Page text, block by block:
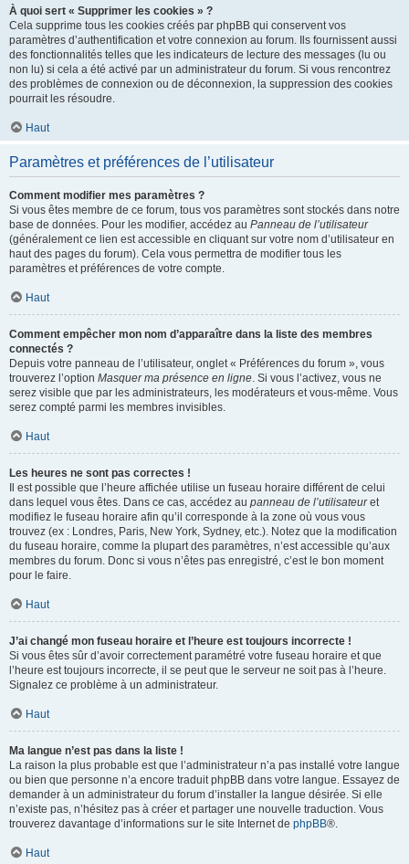
À quoi sert « Supprimer les cookies » ?
Cela supprime tous les cookies créés par phpBB qui conservent vos
paramètres d’authentification et votre connexion au forum. Ils fournissent aussi
des fonctionnalités telles que les indicateurs de lecture des messages (lu ou
non lu) si cela a été activé par un administrateur du forum. Si vous rencontrez
des problèmes de connexion ou de déconnexion, la suppression des cookies
pourrait les résoudre.
Haut
Paramètres et préférences de l’utilisateur
Comment modifier mes paramètres ?
Si vous êtes membre de ce forum, tous vos paramètres sont stockés dans notre
base de données. Pour les modifier, accédez au Panneau de l’utilisateur
(généralement ce lien est accessible en cliquant sur votre nom d’utilisateur en
haut des pages du forum). Cela vous permettra de modifier tous les
paramètres et préférences de votre compte.
Haut
Comment empêcher mon nom d’apparaître dans la liste des membres
connectés ?
Depuis votre panneau de l’utilisateur, onglet « Préférences du forum », vous
trouverez l’option Masquer ma présence en ligne. Si vous l’activez, vous ne
serez visible que par les administrateurs, les modérateurs et vous-même. Vous
serez compté parmi les membres invisibles.
Haut
Les heures ne sont pas correctes !
Il est possible que l’heure affichée utilise un fuseau horaire différent de celui
dans lequel vous êtes. Dans ce cas, accédez au panneau de l’utilisateuret
modifiez le fuseau horaire afin qu’il corresponde à la zone où vous vous
trouvez (ex : Londres, Paris, New York, Sydney, etc.). Notez que la modification
du fuseau horaire, comme la plupart des paramètres, n’est accessible qu’aux
membres du forum. Donc si vous n’êtes pas enregistré, c’est le bon moment
pour le faire.
Haut
J’ai changé mon fuseau horaire et l’heure est toujours incorrecte !
Si vous êtes sûr d’avoir correctement paramétré votre fuseau horaire et que
l’heure est toujours incorrecte, il se peut que le serveur ne soit pas à l’heure.
Signalez ce problème à un administrateur.
Haut
Ma langue n’est pas dans la liste !
La raison la plus probable est que l’administrateur n’a pas installé votre langue
ou bien que personne n’a encore traduit phpBB dans votre langue. Essayez de
demander à un administrateur du forum d’installer la langue désirée. Si elle
n’existe pas, n’hésitez pas à créer et partager une nouvelle traduction. Vous
trouverez davantage d’informations sur le site Internet de phpBB®.
Haut